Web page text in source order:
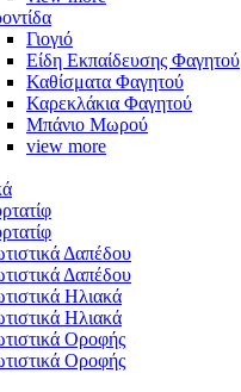
Γιογιό
Είδη Εκπαίδευσης Φαγητού
Καθίσματα Φαγητού
Καρεκλάκια Φαγητού
Μπάνιο Μωρού
view more
Δαπέδου
Δαπέδου
Ηλιακά
Ηλιακά
Οροφής
Οροφής